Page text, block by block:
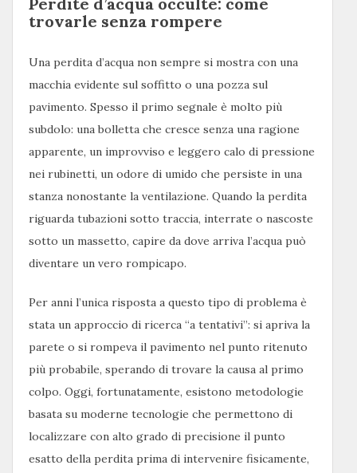
trovarle senza rompere
Una perdita d’acqua non sempre si mostra con una
macchia evidente sul soffitto o una pozza sul
pavimento. Spesso il primo segnale è molto più
subdolo: una bolletta che cresce senza una ragione
apparente, un improvviso e leggero calo di pressione
nei rubinetti, un odore di umido che persiste in una
stanza nonostante la ventilazione. Quando la perdita
riguarda tubazioni sotto traccia, interrate o nascoste
sotto un massetto, capire da dove arriva l’acqua può
diventare un vero rompicapo.
Per anni l’unica risposta a questo tipo di problema è
stata un approccio di ricerca “a tentativi”: si apriva la
parete o si rompeva il pavimento nel punto ritenuto
più probabile, sperando di trovare la causa al primo
colpo. Oggi, fortunatamente, esistono metodologie
basata su moderne tecnologie che permettono di
localizzare con alto grado di precisione il punto
esatto della perdita prima di intervenire fisicamente,